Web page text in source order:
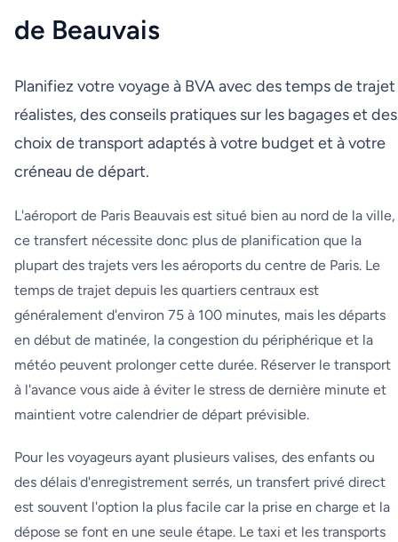
de Beauvais
Planifiez votre voyage à BVA avec des temps de trajet
réalistes, des conseils pratiques sur les bagages et des
choix de transport adaptés à votre budget et à votre
créneau de départ.
L'aéroport de Paris Beauvais est situé bien au nord de la ville,
ce transfert nécessite donc plus de planification que la
plupart des trajets vers les aéroports du centre de Paris. Le
temps de trajet depuis les quartiers centraux est
généralement d'environ 75 à 100 minutes, mais les départs
en début de matinée, la congestion du périphérique et la
météo peuvent prolonger cette durée. Réserver le transport
à l'avance vous aide à éviter le stress de dernière minute et
maintient votre calendrier de départ prévisible.
Pour les voyageurs ayant plusieurs valises, des enfants ou
des délais d'enregistrement serrés, un transfert privé direct
est souvent l'option la plus facile car la prise en charge et la
dépose se font en une seule étape. Le taxi et les transports